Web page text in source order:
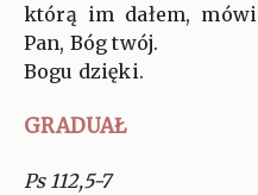
którą im dałem, mówi
Pan, Bóg twój.
Bogu dzięki.
GRADUAŁ
Ps 112,5-7